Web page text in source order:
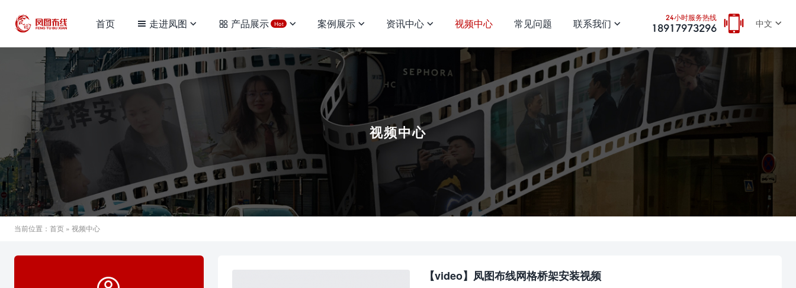
中文
24小时服务热线
18917973296
首页 走进凤图 产品展示 Hot 案例展示 资讯中心 视频中心 常见问题 联系我们
视频中心
当前位置： 首页 » 视频中心
【video】凤图布线网格桥架安装视频